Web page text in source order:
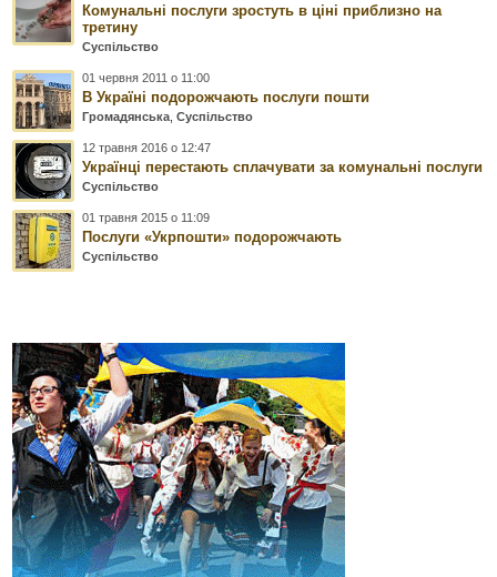
Комунальні послуги зростуть в ціні приблизно на
третину
Суспільство
01 червня 2011 о 11:00
В Україні подорожчають послуги пошти
Громадянська ,Суспільство
12 травня 2016 о 12:47
Українці перестають сплачувати за комунальні послуги
Суспільство
01 травня 2015 о 11:09
Послуги «Укрпошти» подорожчають
Суспільство